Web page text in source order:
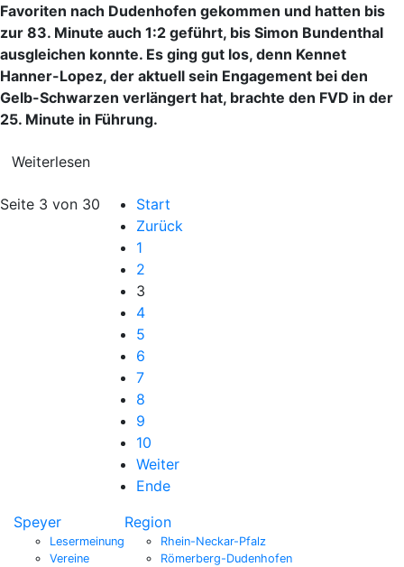
Favoriten nach Dudenhofen gekommen und hatten bis
zur 83. Minute auch 1:2 geführt, bis Simon Bundenthal
ausgleichen konnte. Es ging gut los, denn Kennet
Hanner-Lopez, der aktuell sein Engagement bei den
Gelb-Schwarzen verlängert hat, brachte den FVD in der
25. Minute in Führung.
Weiterlesen
Seite 3 von 30
Start
Zurück
1
2
3
4
5
6
7
8
9
10
Weiter
Ende
Speyer
Lesermeinung
Vereine
Region
Rhein-Neckar-Pfalz
Römerberg-Dudenhofen